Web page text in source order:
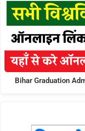
Bihar Graduation